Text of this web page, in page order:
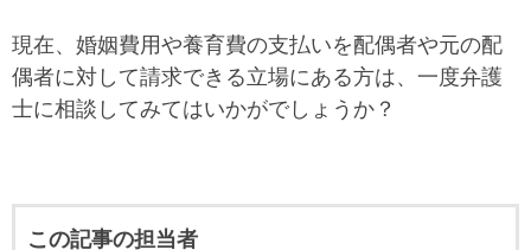
現在、婚姻費用や養育費の支払いを配偶者や元の配
偶者に対して請求できる立場にある方は、一度弁護
士に相談してみてはいかがでしょうか？
この記事の担当者